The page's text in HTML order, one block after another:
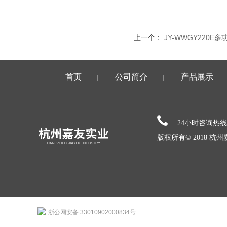
上一个： JY-WWGY220E多
首页 | 公司简介 | 产品展示
24小时咨询热
版权所有© 2018 杭州
浙公网安备 33010902000834号